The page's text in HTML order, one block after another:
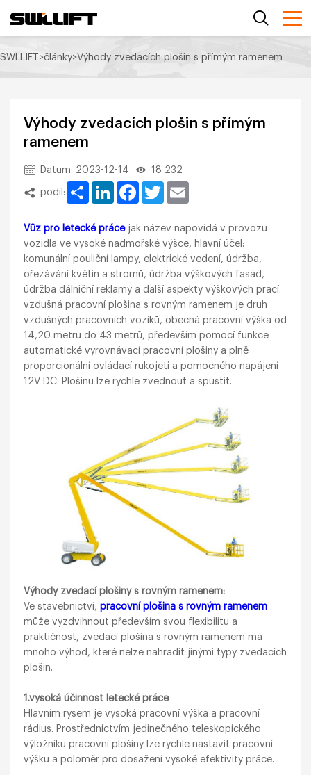
SWLLIFT>články>Výhody zvedacích plošin s přímým ramenem
Výhody zvedacích plošin s přímým
ramenem
Datum: 2023-12-14 18 232
podíl:
Share LinkedInFacebook
Twitter
Vůz pro letecké práce jak název napovídá v provozu
vozidla ve vysoké nadmořské výšce, hlavní účel:
komunální pouliční lampy, elektrické vedení, údržba,
ořezávání květin a stromů, údržba výškových fasád,
údržba dálniční reklamy a další aspekty výškových prací.
vzdušná pracovní plošina s rovným ramenem je druh
vzdušných pracovních vozíků, obecná pracovní výška od
14,20 metru do 43 metrů, především pomocí funkce
automatické vyrovnávací pracovní plošiny a plně
proporcionální ovládací rukojeti a pomocného napájení
12V DC. Plošinu lze rychle zvednout a spustit.
Výhody zvedací plošiny s rovným ramenem:
Ve stavebnictví,pracovní plošina s rovným ramenem
může vyzdvihnout především svou flexibilitu a
praktičnost, zvedací plošina s rovným ramenem má
mnoho výhod, které nelze nahradit jinými typy zvedacích
plošin.
1.vysoká účinnost letecké práce
Hlavním rysem je vysoká pracovní výška a pracovní
rádius. Prostřednictvím jedinečného teleskopického
výložníku pracovní plošiny lze rychle nastavit pracovní
výšku a poloměr pro dosažení vysoké efektivity práce.